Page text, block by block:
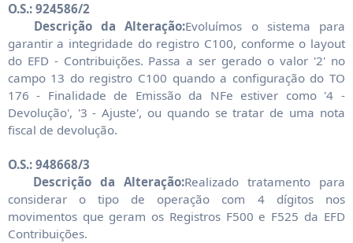
O.S.: 924586/2
Descrição da Alteração:Evoluímos o sistema para
garantir a integridade do registro C100, conforme o layout
do EFD - Contribuições. Passa a ser gerado o valor '2' no
campo 13 do registro C100 quando a configuração do TO
176 - Finalidade de Emissão da NFe estiver como '4 -
Devolução', '3 - Ajuste', ou quando se tratar de uma nota
fiscal de devolução.
O.S.: 948668/3
Descrição da Alteração:Realizado tratamento para
considerar o tipo de operação com 4 dígitos nos
movimentos que geram os Registros F500 e F525 da EFD
Contribuições.